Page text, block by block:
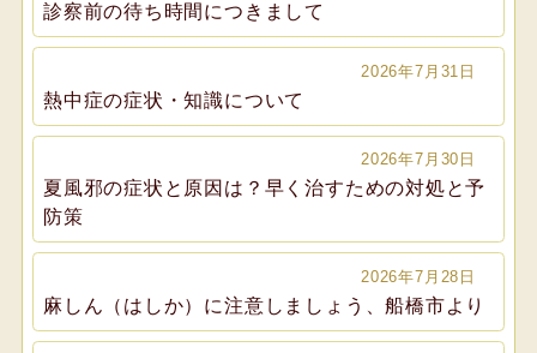
診察前の待ち時間につきまして
2026年7月31日
熱中症の症状・知識について
2026年7月30日
夏風邪の症状と原因は？早く治すための対処と予
防策
2026年7月28日
麻しん（はしか）に注意しましょう、船橋市より